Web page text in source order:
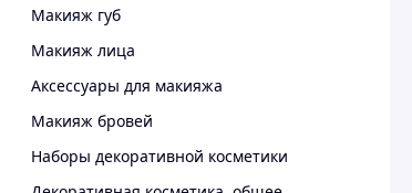
Макияж губ
Макияж лица
Аксессуары для макияжа
Макияж бровей
Наборы декоративной косметики